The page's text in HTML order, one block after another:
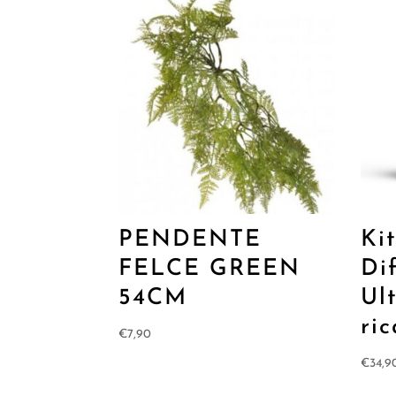
PENDENTE
FELCE GREEN
54CM
€7,90
€